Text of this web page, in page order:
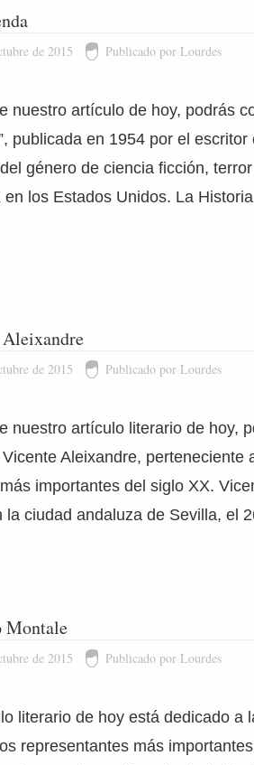
de 2015 Publicado por Lourdes
nuestro artículo de hoy, podrás
publicada en 1954 por el
género de ciencia ficción,
en los Estados Unidos. La
de 2015 Publicado por Lourdes
nuestro artículo literario de hoy,
Aleixandre, perteneciente
importantes del siglo XX.
la ciudad andaluza de Sevilla, el
Montale
de 2015 Publicado por Lourdes
literario de hoy está dedicado a
representantes más